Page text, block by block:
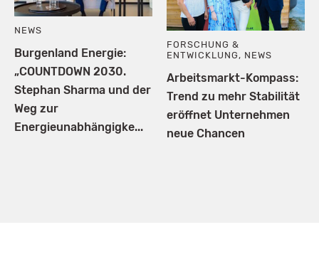
NEWS
Burgenland Energie:
„COUNTDOWN 2030.
Stephan Sharma und der
Weg zur
Energieunabhängigke...
FORSCHUNG &
ENTWICKLUNG , NEWS
Arbeitsmarkt-Kompass:
Trend zu mehr Stabilität
eröffnet Unternehmen
neue Chancen